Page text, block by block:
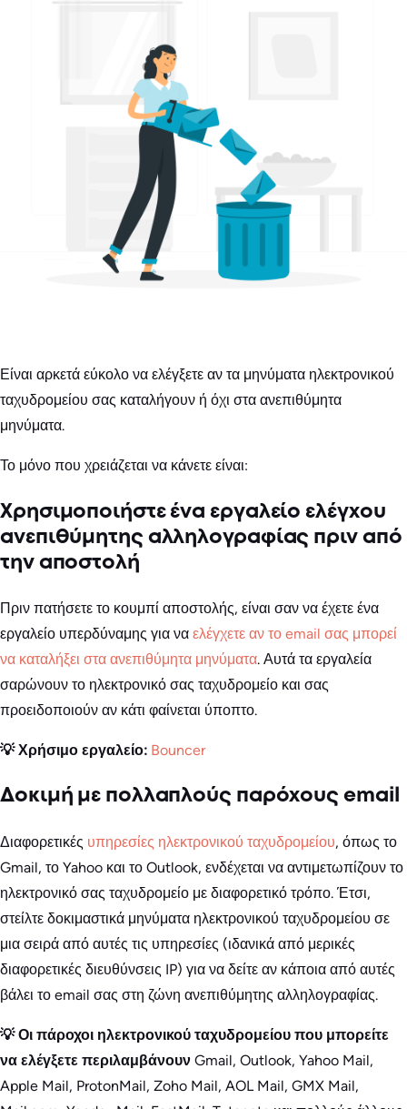
Είναι αρκετά εύκολο να ελέγξετε αν τα μηνύματα ηλεκτρονικού
ταχυδρομείου σας καταλήγουν ή όχι στα ανεπιθύμητα
μηνύματα.
Το μόνο που χρειάζεται να κάνετε είναι:
Χρησιμοποιήστε ένα εργαλείο ελέγχου
ανεπιθύμητης αλληλογραφίας πριν από
την αποστολή
Πριν πατήσετε το κουμπί αποστολής, είναι σαν να έχετε ένα
εργαλείο υπερδύναμης για να ελέγχετε αν το email σας μπορεί
να καταλήξει στα ανεπιθύμητα μηνύματα. Αυτά τα εργαλεία
σαρώνουν το ηλεκτρονικό σας ταχυδρομείο και σας
προειδοποιούν αν κάτι φαίνεται ύποπτο.
💡 Χρήσιμο εργαλείο: Bouncer
Δοκιμή με πολλαπλούς παρόχους email
Διαφορετικές υπηρεσίες ηλεκτρονικού ταχυδρομείου, όπως το
Gmail, το Yahoo και το Outlook, ενδέχεται να αντιμετωπίζουν το
ηλεκτρονικό σας ταχυδρομείο με διαφορετικό τρόπο. Έτσι,
στείλτε δοκιμαστικά μηνύματα ηλεκτρονικού ταχυδρομείου σε
μια σειρά από αυτές τις υπηρεσίες (ιδανικά από μερικές
διαφορετικές διευθύνσεις IP) για να δείτε αν κάποια από αυτές
βάλει το email σας στη ζώνη ανεπιθύμητης αλληλογραφίας.
💡 Οι πάροχοι ηλεκτρονικού ταχυδρομείου που μπορείτε
να ελέγξετε περιλαμβάνουν Gmail, Outlook, Yahoo Mail,
Apple Mail, ProtonMail, Zoho Mail, AOL Mail, GMX Mail,